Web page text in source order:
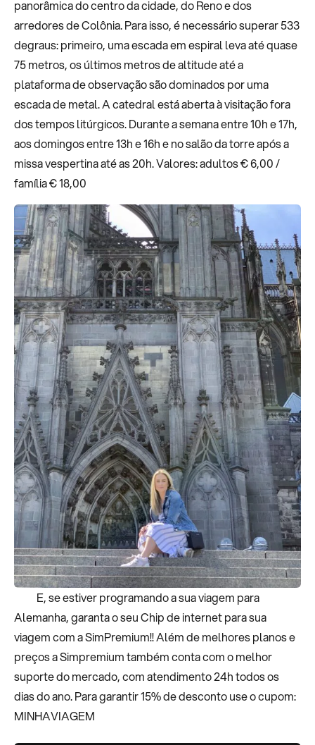
panorâmica do centro da cidade, do Reno e dos
arredores de Colônia. Para isso, é necessário superar 533
degraus: primeiro, uma escada em espiral leva até quase
75 metros, os últimos metros de altitude até a
plataforma de observação são dominados por uma
escada de metal. A catedral está aberta à visitação fora
dos tempos litúrgicos. Durante a semana entre 10h e 17h,
aos domingos entre 13h e 16h e no salão da torre após a
missa vespertina até as 20h. Valores: adultos € 6,00 /
família € 18,00
E, se estiver programando a sua viagem para
Alemanha, garanta o seu Chip de internet para sua
viagem com a SimPremium!! Além de melhores planos e
preços a Simpremium também conta com o melhor
suporte do mercado, com atendimento 24h todos os
dias do ano. Para garantir 15% de desconto use o cupom:
MINHAVIAGEM